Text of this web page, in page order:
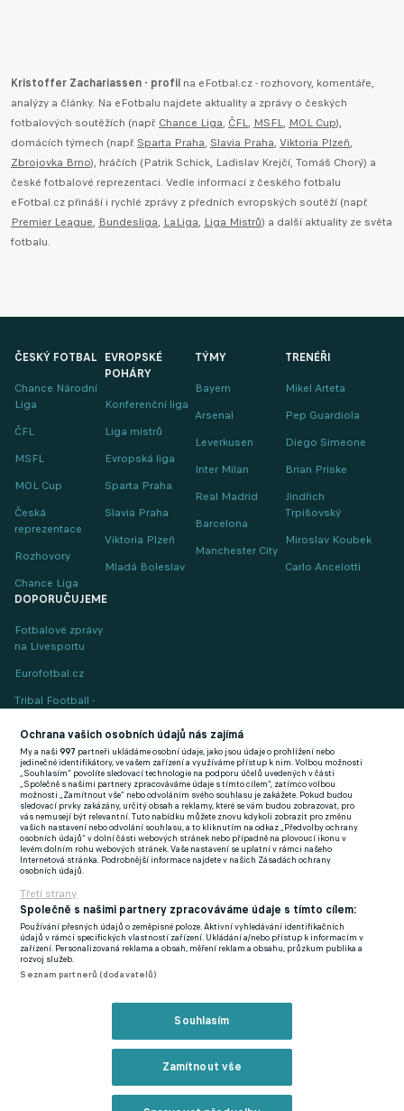
Kristoffer Zachariassen - profil na eFotbal.cz - rozhovory, komentáře,
analýzy a články. Na eFotbalu najdete aktuality a zprávy o českých
fotbalových soutěžích (např. Chance Liga, ČFL, MSFL, MOL Cup),
domácích týmech (např. Sparta Praha, Slavia Praha, Viktoria Plzeň,
Zbrojovka Brno), hráčích (Patrik Schick, Ladislav Krejčí, Tomáš Chorý) a
české fotbalové reprezentaci. Vedle informací z českého fotbalu
eFotbal.cz přináší i rychlé zprávy z předních evropských soutěží (např.
Premier League, Bundesliga, LaLiga, Liga Mistrů) a další aktuality ze světa
fotbalu.
ČESKÝ FOTBAL
Chance Národní
Liga
ČFL
MSFL
MOL Cup
Česká
reprezentace
Rozhovory
Chance Liga
EVROPSKÉ
POHÁRY
Konferenční liga
Liga mistrů
Evropská liga
Sparta Praha
Slavia Praha
Viktoria Plzeň
Mladá Boleslav
TÝMY
Bayern
Arsenal
Leverkusen
Inter Milan
Real Madrid
Barcelona
Manchester City
TRENÉŘI
Mikel Arteta
Pep Guardiola
Diego Simeone
Brian Priske
Jindřich
Trpišovský
Miroslav Koubek
Carlo Ancelotti
DOPORUČUJEME
Fotbalové zprávy
na Livesportu
Eurofotbal.cz
Tribal Football -
(EN)
FlashFutbal (SK)
Tenisportal.cz
Tenisové zprávy
na Livesportu
Podmínky užití
Zásady ochrany osobních údajů
GDPR a žurnalistika
Ochrana vašich osobních údajů nás zajímá
My a naši997 partneři ukládáme osobní údaje, jako jsou údaje o prohlížení nebo
jedinečné identifikátory, ve vašem zařízení a využíváme přístup k nim. Volbou možnosti
„Souhlasím“ povolíte sledovací technologie na podporu účelů uvedených v části
„Společně s našimi partnery zpracováváme údaje s tímto cílem“, zatímco volbou
možnosti „Zamítnout vše“ nebo odvoláním svého souhlasu je zakážete. Pokud budou
sledovací prvky zakázány, určitý obsah a reklamy, které se vám budou zobrazovat, pro
vás nemusejí být relevantní. Tuto nabídku můžete znovu kdykoli zobrazit pro změnu
vašich nastavení nebo odvolání souhlasu, a to kliknutím na odkaz „Předvolby ochrany
osobních údajů“ v dolní části webových stránek nebo případně na plovoucí ikonu v
levém dolním rohu webových stránek. Vaše nastavení se uplatní v rámci našeho
Internetová stránka. Podrobnější informace najdete v našich Zásadách ochrany
osobních údajů.
Třetí strany
Společně s našimi partnery zpracováváme údaje s tímto cílem:
Používání přesných údajů o zeměpisné poloze. Aktivní vyhledávání identifikačních
údajů v rámci specifických vlastností zařízení. Ukládání a/nebo přístup k informacím v
zařízení. Personalizovaná reklama a obsah, měření reklam a obsahu, průzkum publika a
rozvoj služeb.
Seznam partnerů (dodavatelů)
Souhlasím
Zamítnout vše